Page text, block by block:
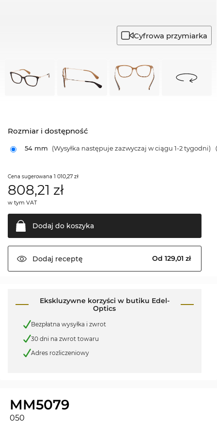
Cyfrowa przymiarka
Rozmiar i dostępność
54 mm (Wysyłka następuje zazwyczaj w ciągu 1-2 tygodni)
Cena sugerowana 1 010,27 zł
808,21 zł
w tym VAT
Dodaj do koszyka
Dodaj receptę Od 129,01 zł
Ekskluzywne korzyści w butiku Edel-
Optics
Bezpłatna wysyłka i zwrot
30 dni na zwrot towaru
Adres rozliczeniowy
MM5079
050